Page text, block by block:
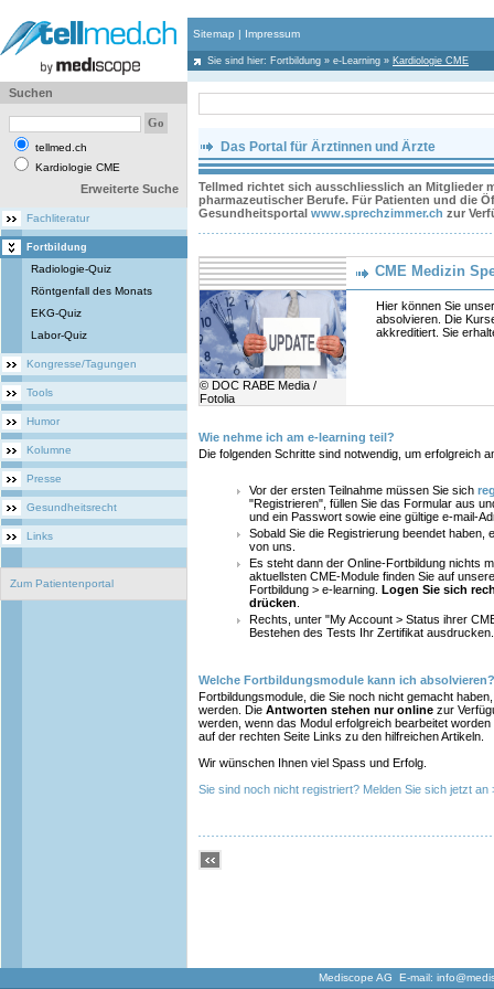
Sitemap | Impressum
Sie sind hier: Fortbildung » e-Learning » Kardiologie CME
Suchen
tellmed.ch
Kardiologie CME
Erweiterte Suche
Fachliteratur
Fortbildung
Radiologie-Quiz
Röntgenfall des Monats
EKG-Quiz
Labor-Quiz
Kongresse/Tagungen
Tools
Humor
Kolumne
Presse
Gesundheitsrecht
Links
Zum Patientenportal
Das Portal für Ärztinnen und Ärzte
Tellmed richtet sich ausschliesslich an Mitglieder
pharmazeutischer Berufe. Für Patienten und die
Gesundheitsportal www.sprechzimmer.ch zur
© DOC RABE Media /
Fotolia
CME Medizin
Hier können Sie
absolvieren. Die
akkreditiert. Sie
Wie nehme ich am e-learning teil?
Die folgenden Schritte sind notwendig, um erfolgreich
Vor der ersten Teilnahme müssen Sie sich
"Registrieren", füllen Sie das Formular aus
und ein Passwort sowie eine gültige e-mail-
Sobald Sie die Registrierung beendet haben,
von uns.
Es steht dann der Online-Fortbildung nichts
aktuellsten CME-Module finden Sie auf
Fortbildung > e-learning. Logen Sie sich
drücken
Rechts, unter "My Account > Status ihrer
Bestehen des Tests Ihr Zertifikat ausdrucken.
Welche Fortbildungsmodule kann ich absolvieren?
Fortbildungsmodule, die Sie noch nicht gemacht
werden. Die Antworten stehen nur online zur
werden, wenn das Modul erfolgreich bearbeitet
auf der rechten Seite Links zu den hilfreichen Artikeln.
Wir wünschen Ihnen viel Spass und Erfolg.
Sie sind noch nicht registriert? Melden Sie sich jetzt an
Mediscope AG E-mail: